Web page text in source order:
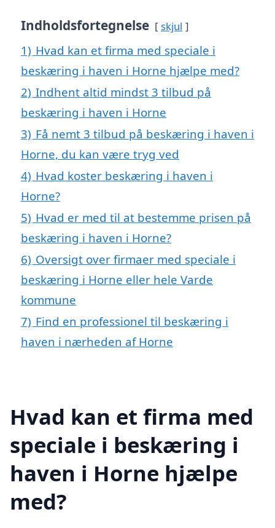
Indholdsfortegnelse skjul
1) Hvad kan et firma med speciale i
beskæring i haven i Horne hjælpe med?
2) Indhent altid mindst 3 tilbud på
beskæring i haven i Horne
3) Få nemt 3 tilbud på beskæring i haven i
Horne, du kan være tryg ved
4) Hvad koster beskæring i haven i
Horne?
5) Hvad er med til at bestemme prisen på
beskæring i haven i Horne?
6) Oversigt over firmaer med speciale i
beskæring i Horne eller hele Varde
kommune
7) Find en professionel til beskæring i
haven i nærheden af Horne
Hvad kan et firma med
speciale i beskæring i
haven i Horne hjælpe
med?